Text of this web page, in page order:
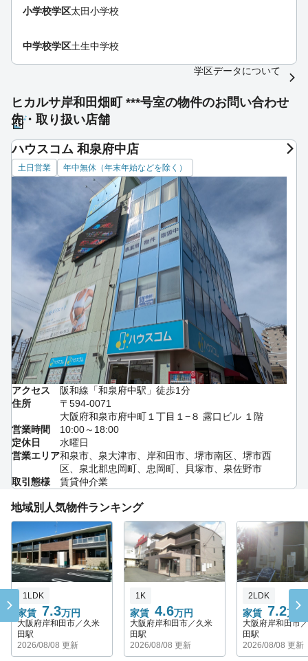
小学校学区太田小学校
中学校学区土生中学校
学区データについて
ヒカルサ岸和田畑町 ***号室の物件のお問い合わせ
先・取り扱い店舗
ハウスコム 和泉府中店
土日営業 年中無休（年末年始などを除く）
アクセス
阪和線「和泉府中駅」徒歩1分
住所
〒594-0071
大阪府和泉市府中町１丁目１−８ 露口ビル １階
営業時間
10:00～18:00
定休日
水曜日
営業エリア和泉市、泉大津市、岸和田市、堺市南区、堺市西
区、泉北郡忠岡町、忠岡町、貝塚市、泉佐野市
取引態様
賃貸仲介業
地域別人気物件ランキング
家賃 7.3万円
1LDK
大阪府岸和田市／久米
田駅
2026/08/08 更新
家賃 4.6万円
1K
大阪府岸和田市／久米
田駅
2026/08/08 更新
家賃 7.2万円
2LDK
大阪府岸和田市
田駅
2026/08/08 更新